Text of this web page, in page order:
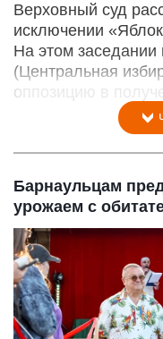
Верховный суд
исключении
На этом
(Центральная
оппозицию в
Барнаульцам
урожаем с